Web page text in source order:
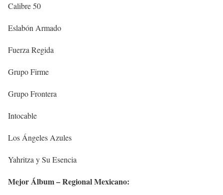
Calibre 50
Eslabón Armado
Fuerza Regida
Grupo Firme
Grupo Frontera
Intocable
Los Ángeles Azules
Yahritza y Su Esencia
Mejor Álbum – Regional Mexicano: